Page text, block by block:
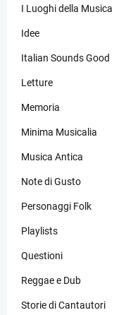
I Luoghi della Musica
Idee
Italian Sounds Good
Letture
Memoria
Minima Musicalia
Musica Antica
Note di Gusto
Personaggi Folk
Playlists
Questioni
Reggae e Dub
Storie di Cantautori